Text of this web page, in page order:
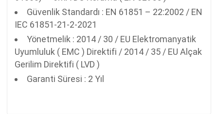
Güvenlik Standardı : EN 61851 – 22:2002 / EN
IEC 61851-21-2-2021
Yönetmelik : 2014 / 30 / EU Elektromanyatik
Uyumluluk ( EMC ) Direktifi / 2014 / 35 / EU Alçak
Gerilim Direktifi ( LVD )
Garanti Süresi : 2 Yıl